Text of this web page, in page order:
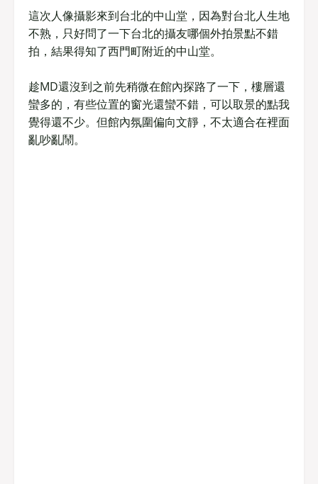
這次人像攝影來到台北的中山堂，因為對台北人生地
不熟，只好問了一下台北的攝友哪個外拍景點不錯
拍，結果得知了西門町附近的中山堂。
趁MD還沒到之前先稍微在館內探路了一下，樓層還
蠻多的，有些位置的窗光還蠻不錯，可以取景的點我
覺得還不少。但館內氛圍偏向文靜，不太適合在裡面
亂吵亂鬧。